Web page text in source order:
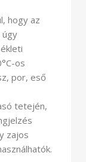
hogy az
úgy
os
por, eső
tetején,
zajos